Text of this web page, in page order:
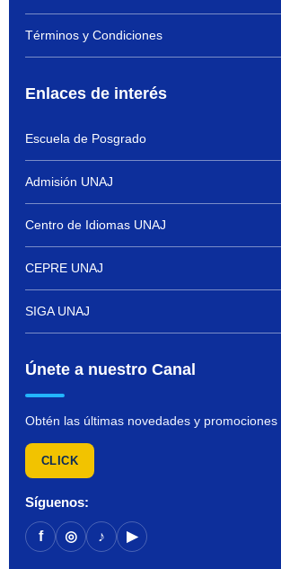
Términos y Condiciones
Enlaces de interés
Escuela de Posgrado
Admisión UNAJ
Centro de Idiomas UNAJ
CEPRE UNAJ
SIGA UNAJ
Únete a nuestro Canal
Obtén las últimas novedades y promociones
CLICK
Síguenos:
f ◎ ♪ ▶